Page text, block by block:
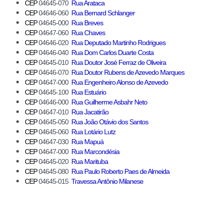
CEP04645-070 Rua Arataca
CEP04646-060 Rua Bernard Schlanger
CEP04645-000 Rua Breves
CEP04647-060 Rua Chaves
CEP04646-020 Rua Deputado Martinho Rodrigues
CEP04646-040 Rua Dom Carlos Duarte Costa
CEP04645-010 Rua Doutor José Ferraz de Oliveira
CEP04646-070 Rua Doutor Rubens de Azevedo Marques
CEP04647-000 Rua Engenheiro Alonso de Azevedo
CEP04645-100 Rua Estuário
CEP04646-000 Rua Guilherme Asbahr Neto
CEP04647-010 Rua Jacatirão
CEP04645-050 Rua João Otávio dos Santos
CEP04645-060 Rua Lotário Lutz
CEP04647-030 Rua Mapuá
CEP04647-000 Rua Marcondésia
CEP04645-020 Rua Marituba
CEP04645-080 Rua Paulo Roberto Paes de Almeida
CEP04645-015 Travessa Antônio Milanese